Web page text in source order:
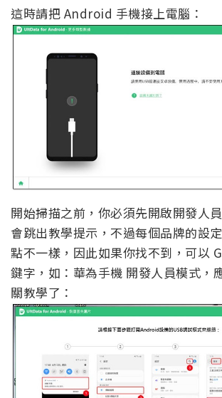
這時請把 Android 手機接上電腦：
開始掃描之前，你必須先開啟開發人
會跳出教學提示，不過每個品牌的設
點不一樣，因此如果你找不到，可以
鍵字，如：華為手機 開發人員模式，
關教學了：